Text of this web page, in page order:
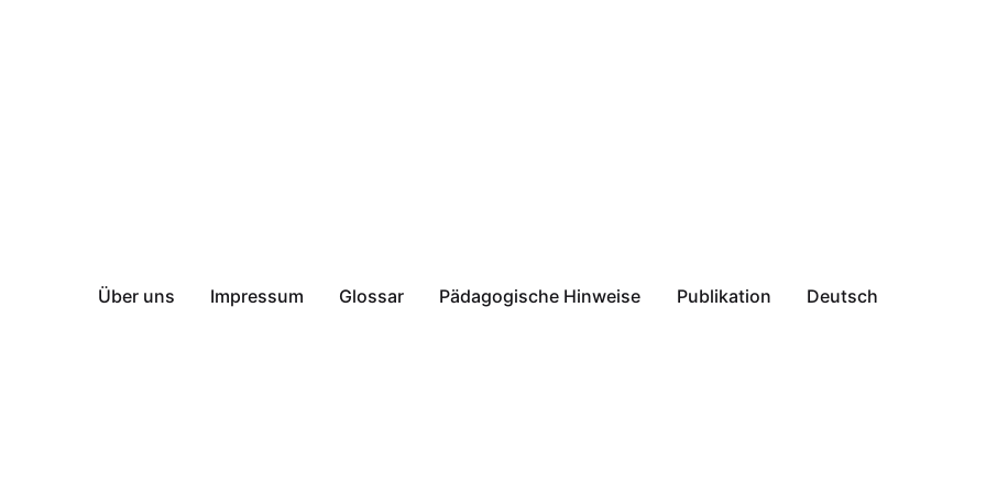
Über uns Impressum Glossar Pädagogische Hinweise Publikation Deutsch